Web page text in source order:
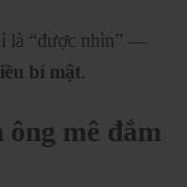
là “được nhìn” —
bí mật.
mê đắm